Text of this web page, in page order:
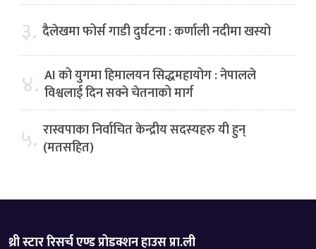
३. दैलेखमा फोर्स गाडी दुर्घटना : कर्णाली नदीमा खस्यो
४. AI को युगमा हिमालयन सिद्धमहायोग : नेपालले
विश्वलाई दिन सक्ने चेतनाको मार्ग
५. रास्वपाका निर्वाचित केन्द्रीय सदस्यहरु यी हुन्
(मतसहित)
थ्री स्टार रिसर्च एण्ड प्रोडक्शन हाउस प्रा.ली